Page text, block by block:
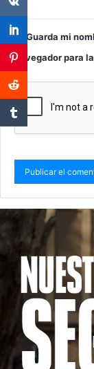
Guarda mi
navegador para